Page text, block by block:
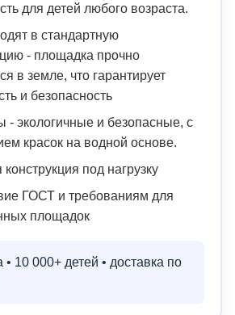
для детей любого возраста.
в стандартную
- площадка прочно
в земле, что гарантирует
и безопасность
- экологичные и безопасные, с
красок на водной основе.
под нагрузку
ГОСТ и требованиям для
площадок
• 10 000+ детей • доставка по